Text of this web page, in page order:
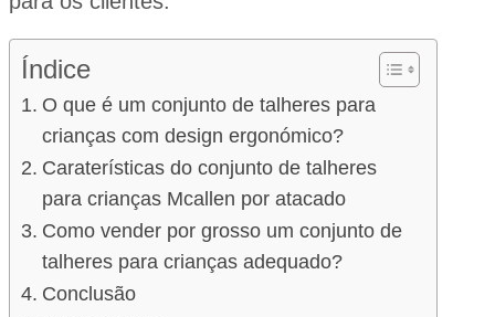
Índice
O que é um conjunto de talheres para
crianças com design ergonómico?
Caraterísticas do conjunto de talheres
para crianças Mcallen por atacado
Como vender por grosso um conjunto de
talheres para crianças adequado?
Conclusão